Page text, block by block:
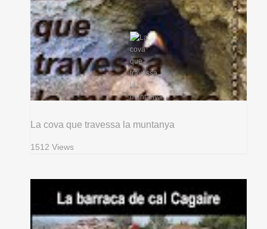
La cova que travessa la muntanya
1512 Views